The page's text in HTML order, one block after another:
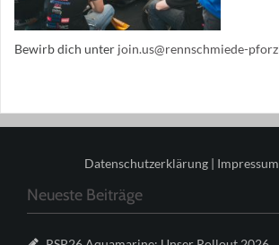
Bewirb dich unter join.us@rennschmiede-
Datenschutzerklärung| Impressum
Neueste Beiträge